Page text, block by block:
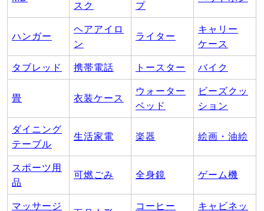
スク プ
ハンガー
ヘアアイロ
ン
ライター
キャリー
ケース
タブレッド 携帯電話 トースター バイク
畳 衣装ケース
ウォーター
ベッド
ビーズクッ
ション
ダイニング
テーブル
生活家電 楽器 絵画・油絵
スポーツ用
品
可燃ごみ 全身鏡 ゲーム機
マッサージ
コーヒー
キャビネッ